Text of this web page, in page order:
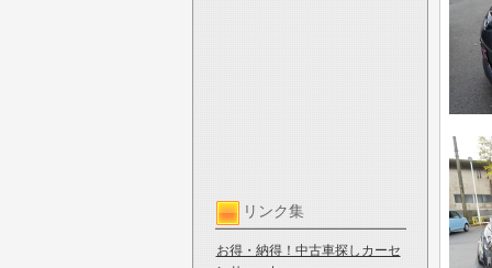
リンク集
お得・納得！中古車探しカーセ